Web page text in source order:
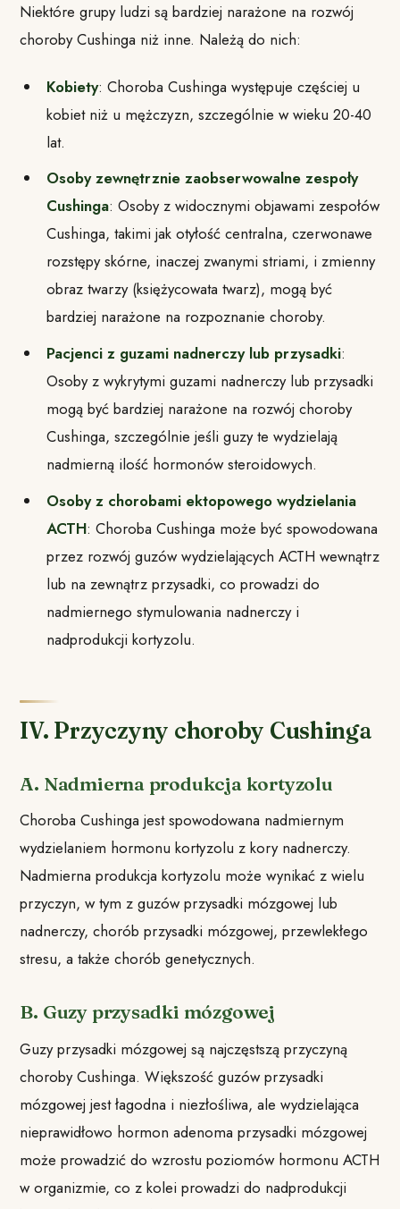
Niektóre grupy ludzi są bardziej narażone na rozwój
choroby Cushinga niż inne. Należą do nich:
Kobiety: Choroba Cushinga występuje częściej u
kobiet niż u mężczyzn, szczególnie w wieku 20-40
lat.
Osoby zewnętrznie zaobserwowalne zespoły
Cushinga: Osoby z widocznymi objawami zespołów
Cushinga, takimi jak otyłość centralna, czerwonawe
rozstępy skórne, inaczej zwanymi striami, i zmienny
obraz twarzy (księżycowata twarz), mogą być
bardziej narażone na rozpoznanie choroby.
Pacjenci z guzami nadnerczy lub przysadki:
Osoby z wykrytymi guzami nadnerczy lub przysadki
mogą być bardziej narażone na rozwój choroby
Cushinga, szczególnie jeśli guzy te wydzielają
nadmierną ilość hormonów steroidowych.
Osoby z chorobami ektopowego wydzielania
ACTH: Choroba Cushinga może być spowodowana
przez rozwój guzów wydzielających ACTH wewnątrz
lub na zewnątrz przysadki, co prowadzi do
nadmiernego stymulowania nadnerczy i
nadprodukcji kortyzolu.
IV. Przyczyny choroby Cushinga
A. Nadmierna produkcja kortyzolu
Choroba Cushinga jest spowodowana nadmiernym
wydzielaniem hormonu kortyzolu z kory nadnerczy.
Nadmierna produkcja kortyzolu może wynikać z wielu
przyczyn, w tym z guzów przysadki mózgowej lub
nadnerczy, chorób przysadki mózgowej, przewlekłego
stresu, a także chorób genetycznych.
B. Guzy przysadki mózgowej
Guzy przysadki mózgowej są najczęstszą przyczyną
choroby Cushinga. Większość guzów przysadki
mózgowej jest łagodna i niezłośliwa, ale wydzielająca
nieprawidłowo hormon adenoma przysadki mózgowej
może prowadzić do wzrostu poziomów hormonu ACTH
w organizmie, co z kolei prowadzi do nadprodukcji